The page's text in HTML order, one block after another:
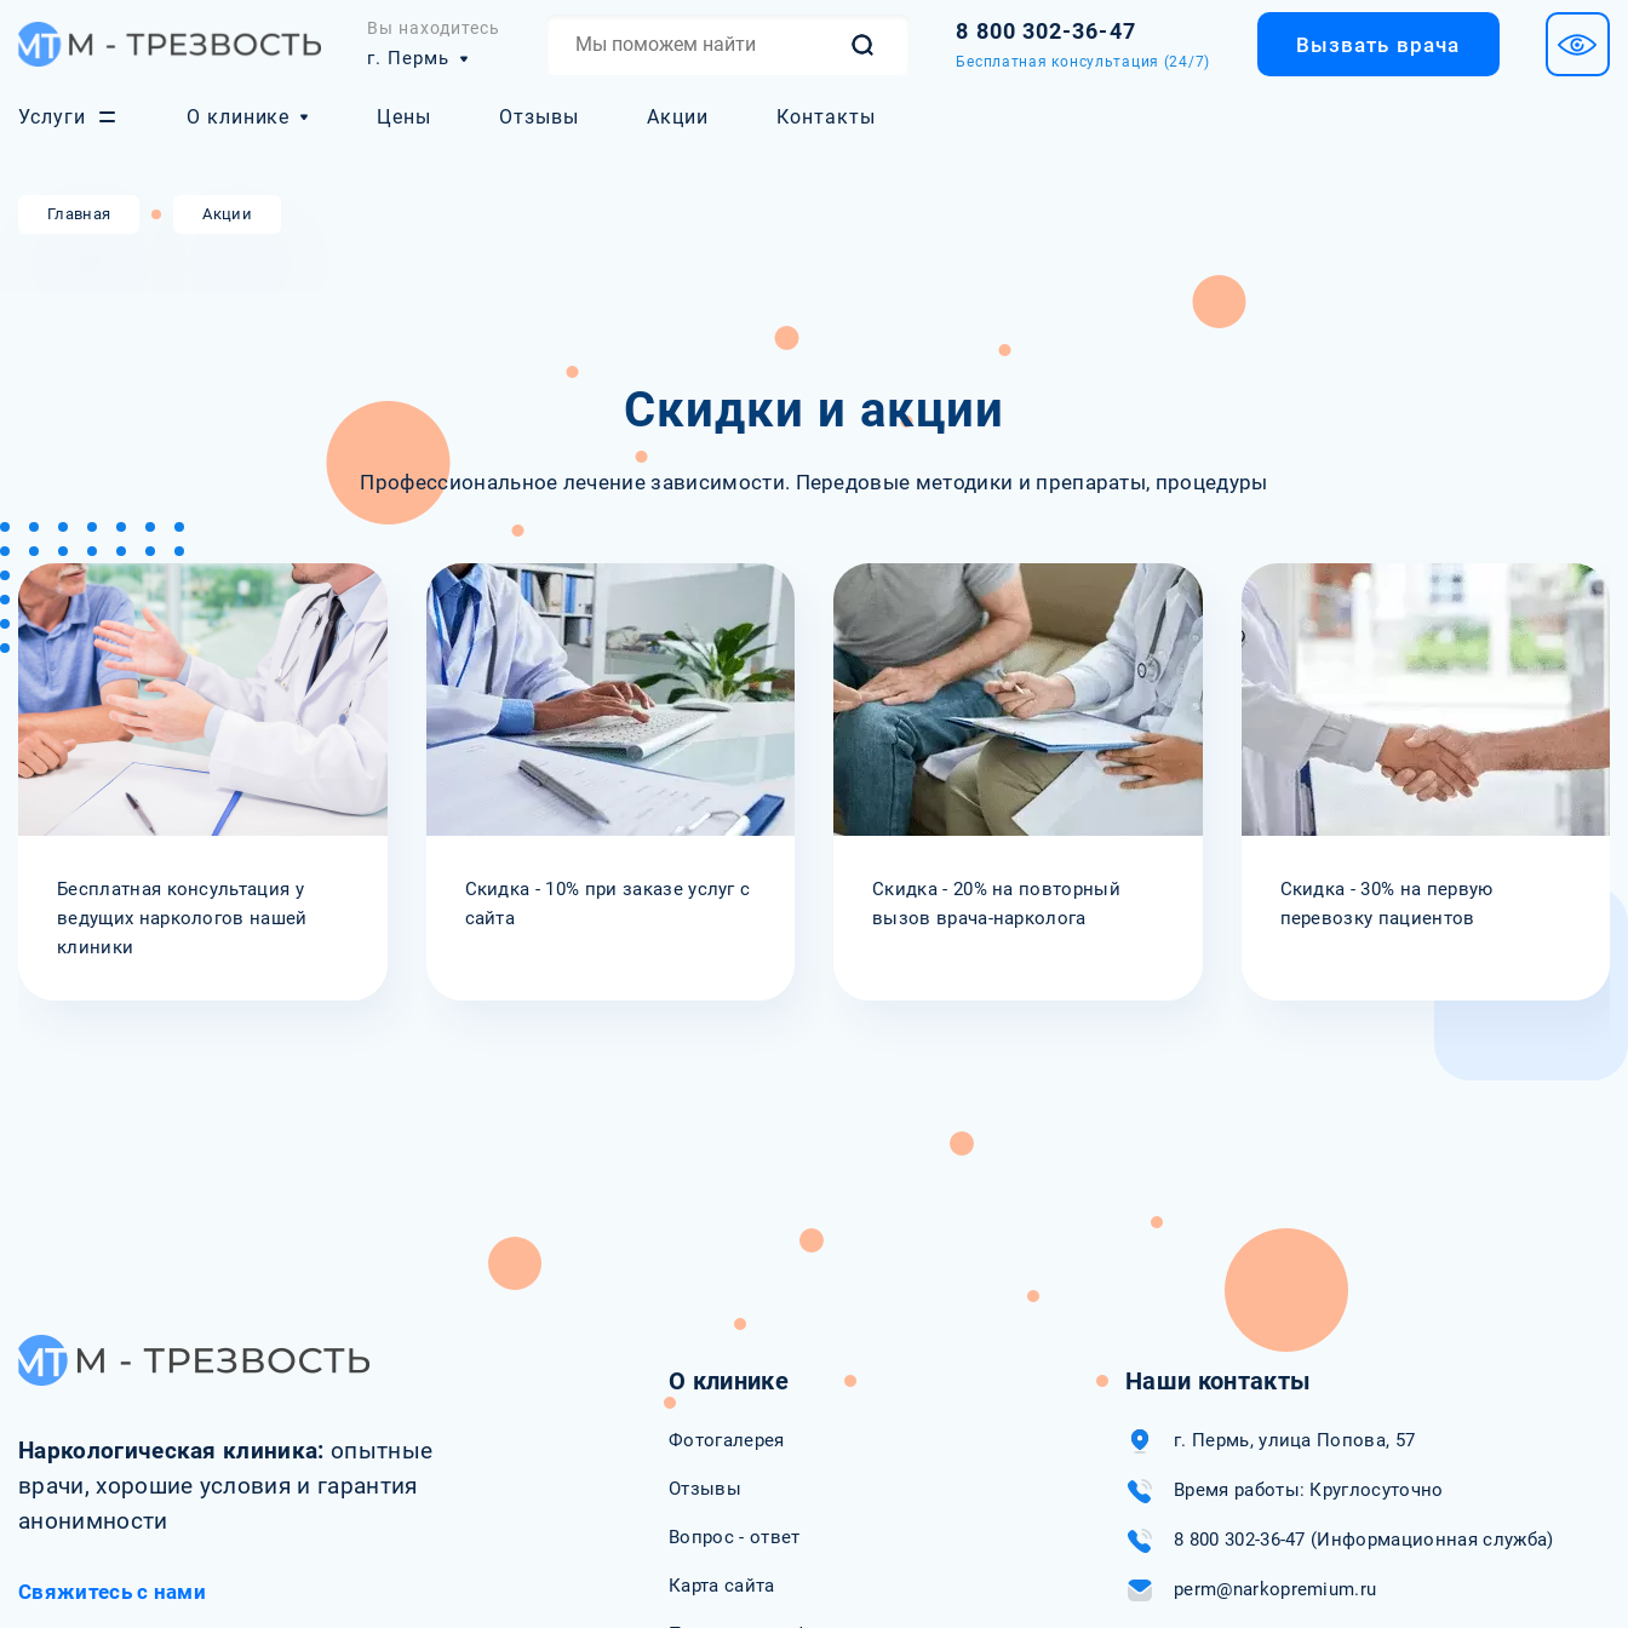
Вы находитесь
г. Пермь
8 800 302-36-47
Бесплатная консультация (24/7)
Вызвать врача
Услуги О клинике Цены Отзывы Акции Контакты
Главная Акции
Скидки и акции
Профессиональное лечение зависимости. Передовые методики и препараты, процедуры
Бесплатная консультация у
ведущих наркологов нашей
клиники
Скидка - 10% при заказе услуг с
сайта
Скидка - 20% на повторный
вызов врача-нарколога
Скидка - 30% на первую
перевозку пациентов
Наркологическая клиника: опытные
врачи, хорошие условия и гарантия
анонимности
Свяжитесь с нами
О клинике
Фотогалерея
Отзывы
Вопрос - ответ
Карта сайта
Наши контакты
г. Пермь, улица Попова, 57
Время работы: Круглосуточно
8 800 302-36-47 (Информационная служба)
perm@narkopremium.ru